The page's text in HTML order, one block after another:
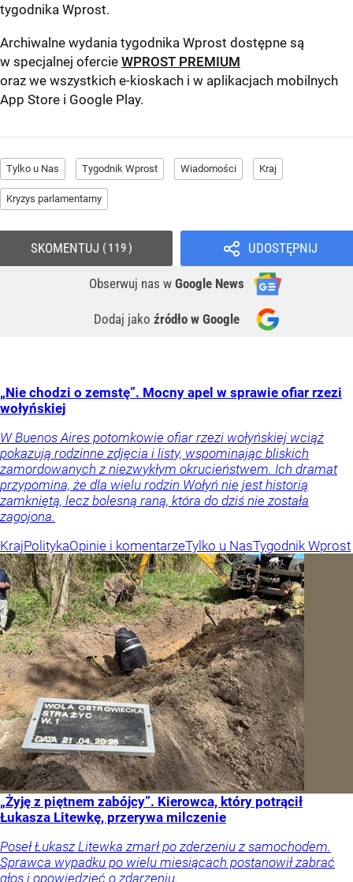
tygodnika Wprost.
Archiwalne wydania tygodnika Wprost dostępne są
w specjalnej ofercie WPROST PREMIUM
oraz we wszystkich e-kioskach i w aplikacjach mobilnych
App Store i Google Play.
Tylko u Nas Tygodnik Wprost Wiadomości Kraj
Kryzys parlamentarny
UDOSTĘPNIJ
Obserwuj nas w Google News
Dodaj jako źródło w Google
SKOMENTUJ 119
„Nie chodzi o zemstę”. Mocny apel w sprawie ofiar rzezi
wołyńskiej
W Buenos Aires potomkowie ofiar rzezi wołyńskiej wciąż
pokazują rodzinne zdjęcia i listy, wspominając bliskich
zamordowanych z niezwykłym okrucieństwem. Ich dramat
przypomina, że dla wielu rodzin Wołyń nie jest historią
zamkniętą, lecz bolesną raną, która do dziś nie została
zagojona.
KrajPolitykaOpinie i komentarzeTylko u NasTygodnik Wprost
„Żyję z piętnem zabójcy”. Kierowca, który potrącił
Łukasza Litewkę, przerywa milczenie
Poseł Łukasz Litewka zmarł po zderzeniu z samochodem.
Sprawca wypadku po wielu miesiącach postanowił zabrać
głos i opowiedzieć o zdarzeniu.